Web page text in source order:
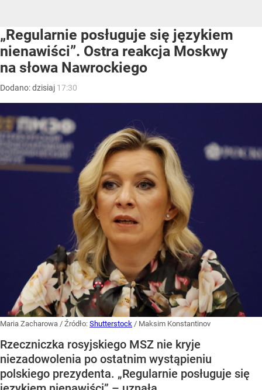
„Regularnie posługuje się językiem
nienawiści”. Ostra reakcja Moskwy
na słowa Nawrockiego
Dodano:dzisiaj 17:30
Maria Zacharowa / Źródło: Shutterstock / Maksim Konstantinov
Rzeczniczka rosyjskiego MSZ nie kryje
niezadowolenia po ostatnim wystąpieniu
polskiego prezydenta. „Regularnie posługuje się